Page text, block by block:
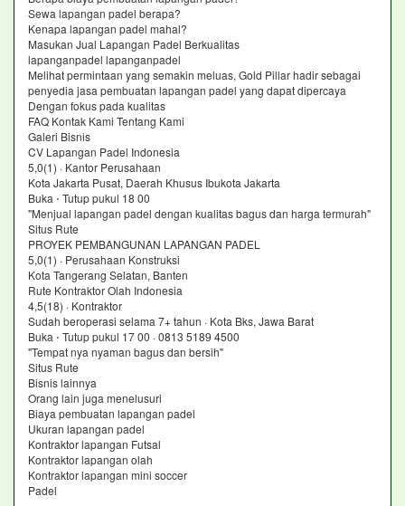
Sewa lapangan padel berapa?
Kenapa lapangan padel mahal?
Masukan Jual Lapangan Padel Berkualitas
lapanganpadel lapanganpadel
Melihat permintaan yang semakin meluas, Gold Pillar hadir sebagai
penyedia jasa pembuatan lapangan padel yang dapat dipercaya
Dengan fokus pada kualitas
FAQ Kontak Kami Tentang Kami
Galeri Bisnis
CV Lapangan Padel Indonesia
5,0(1) · Kantor Perusahaan
Kota Jakarta Pusat, Daerah Khusus Ibukota Jakarta
Buka ⋅ Tutup pukul 18 00
"Menjual lapangan padel dengan kualitas bagus dan harga termurah"
Situs Rute
PROYEK PEMBANGUNAN LAPANGAN PADEL
5,0(1) · Perusahaan Konstruksi
Kota Tangerang Selatan, Banten
Rute Kontraktor Olah Indonesia
4,5(18) · Kontraktor
Sudah beroperasi selama 7+ tahun · Kota Bks, Jawa Barat
Buka ⋅ Tutup pukul 17 00 · 0813 5189 4500
"Tempat nya nyaman bagus dan bersih"
Situs Rute
Bisnis lainnya
Orang lain juga menelusuri
Biaya pembuatan lapangan padel
Ukuran lapangan padel
Kontraktor lapangan Futsal
Kontraktor lapangan olah
Kontraktor lapangan mini soccer
Padel